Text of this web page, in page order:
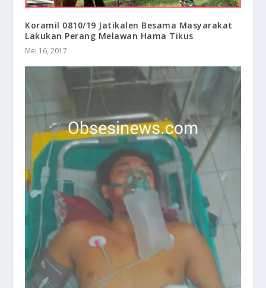
Koramil 0810/19 Jatikalen Besama Masyarakat
Lakukan Perang Melawan Hama Tikus
Mei 16, 2017